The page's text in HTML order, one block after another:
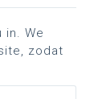
in. We
zodat